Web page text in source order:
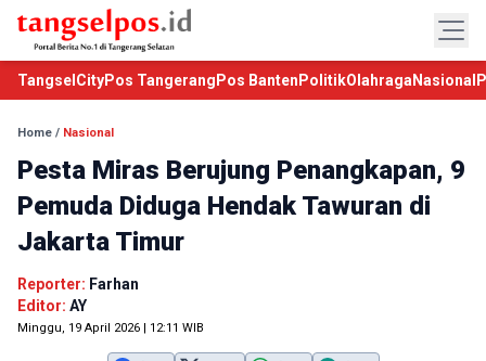
TangselCityPos Tangerang Pos Banten PolitikOlahraga Nasional
Home / Nasional
Pesta Miras Berujung Penangkapan, 9
Pemuda Diduga Hendak Tawuran di
Jakarta Timur
Reporter: Farhan
Editor: AY
Minggu, 19 April 2026 | 12:11 WIB